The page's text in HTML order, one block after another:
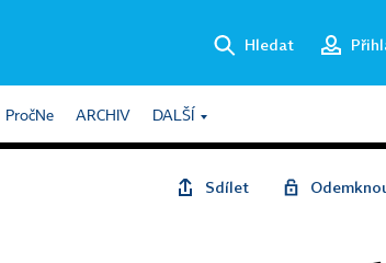
Hledat
PročNe ARCHIV DALŠÍ
Sdílet